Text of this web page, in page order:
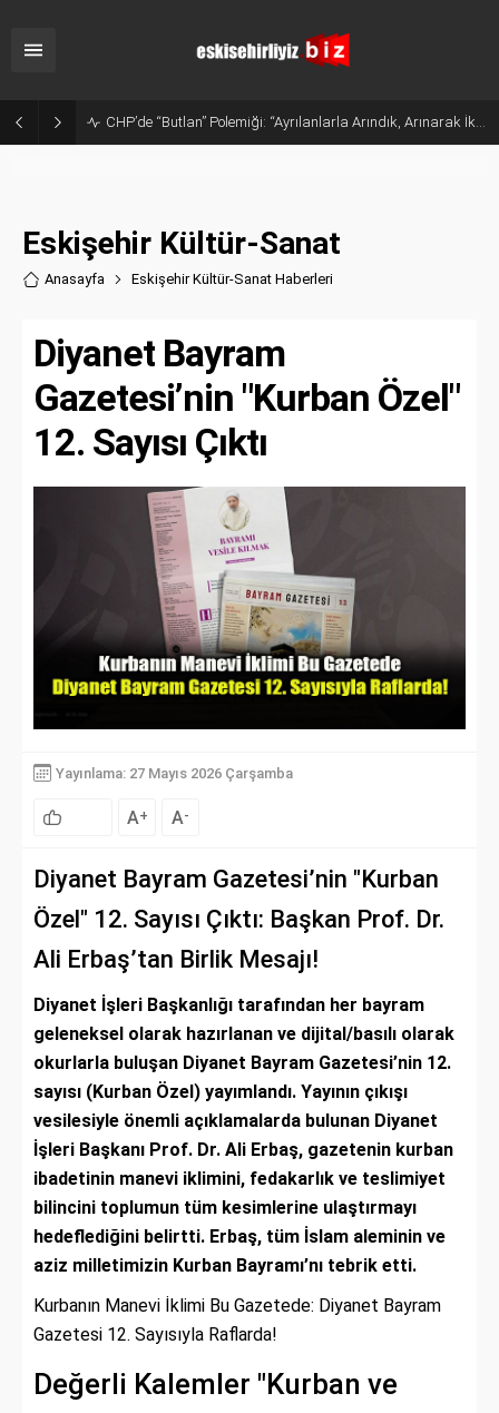
CHP’de “Butlan” Polemiği: “Ayrılanlarla Arındık, Arınarak İktidar Olacağız”
Eskişehir Kültür-Sanat
Anasayfa Eskişehir Kültür-Sanat Haberleri
Diyanet Bayram
Gazetesi’nin "Kurban Özel"
12. Sayısı Çıktı
Yayınlama: 27 Mayıs 2026 Çarşamba
A+ A-
Diyanet Bayram Gazetesi’nin "Kurban
Özel" 12. Sayısı Çıktı: Başkan Prof. Dr.
Ali Erbaş’tan Birlik Mesajı!
Diyanet İşleri Başkanlığı tarafından her bayram
geleneksel olarak hazırlanan ve dijital/basılı olarak
okurlarla buluşan Diyanet Bayram Gazetesi’nin 12.
sayısı (Kurban Özel) yayımlandı. Yayının çıkışı
vesilesiyle önemli açıklamalarda bulunan Diyanet
İşleri Başkanı Prof. Dr. Ali Erbaş, gazetenin kurban
ibadetinin manevi iklimini, fedakarlık ve teslimiyet
bilincini toplumun tüm kesimlerine ulaştırmayı
hedeflediğini belirtti. Erbaş, tüm İslam aleminin ve
aziz milletimizin Kurban Bayramı’nı tebrik etti.
Kurbanın Manevi İklimi Bu Gazetede: Diyanet Bayram
Gazetesi 12. Sayısıyla Raflarda!
Değerli Kalemler "Kurban ve